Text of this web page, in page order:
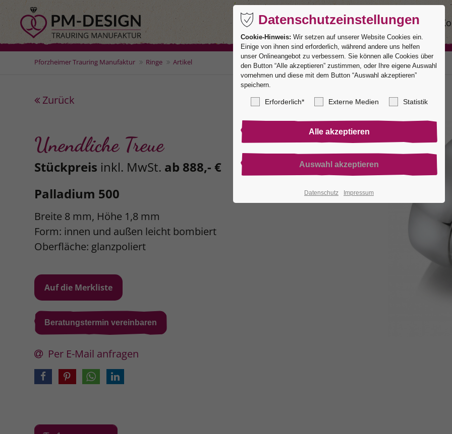
Ringe Service Manufaktur
Pforzheimer Trauring Manufaktur Ringe Artikel
Zurück
Unendliche Treue
Stückpreis inkl. MwSt. ab 888,- €
Palladium 500
Breite 8 mm, Höhe 1,8 mm
Form: innen und außen leicht bombiert
Oberfläche: glanzpoliert
Beratungstermin vereinbaren
Per E-Mail anfragen
Datenschutzeinstellungen
Cookie-Hinweis: Wir setzen auf unserer Website Cookies ein.
Einige von ihnen sind erforderlich, während andere uns helfen
unser Onlineangebot zu verbessern. Sie können alle Cookies über
den Button “Alle akzeptieren” zustimmen, oder Ihre eigene Auswahl
vornehmen und diese mit dem Button “Auswahl akzeptieren”
speichern.
Erforderlich* Externe Medien Statistik
Datenschutz Impressum